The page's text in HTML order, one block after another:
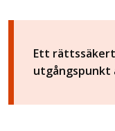
Ett
utgångspunkt